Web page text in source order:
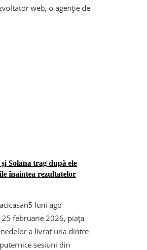
web, o agenție de
Solana trag după ele
înaintea rezultatelor
5 luni ago
februarie 2026, piața
a livrat una dintre
sesiuni din